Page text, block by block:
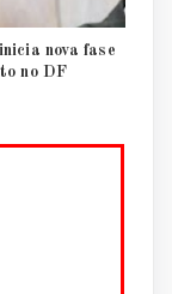
nova fase
no DF